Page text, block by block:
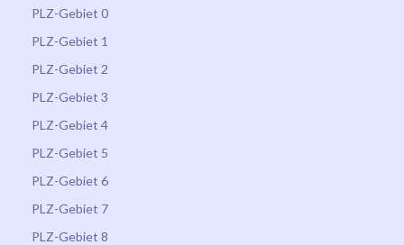
PLZ-Gebiet 0
PLZ-Gebiet 1
PLZ-Gebiet 2
PLZ-Gebiet 3
PLZ-Gebiet 4
PLZ-Gebiet 5
PLZ-Gebiet 6
PLZ-Gebiet 7
PLZ-Gebiet 8